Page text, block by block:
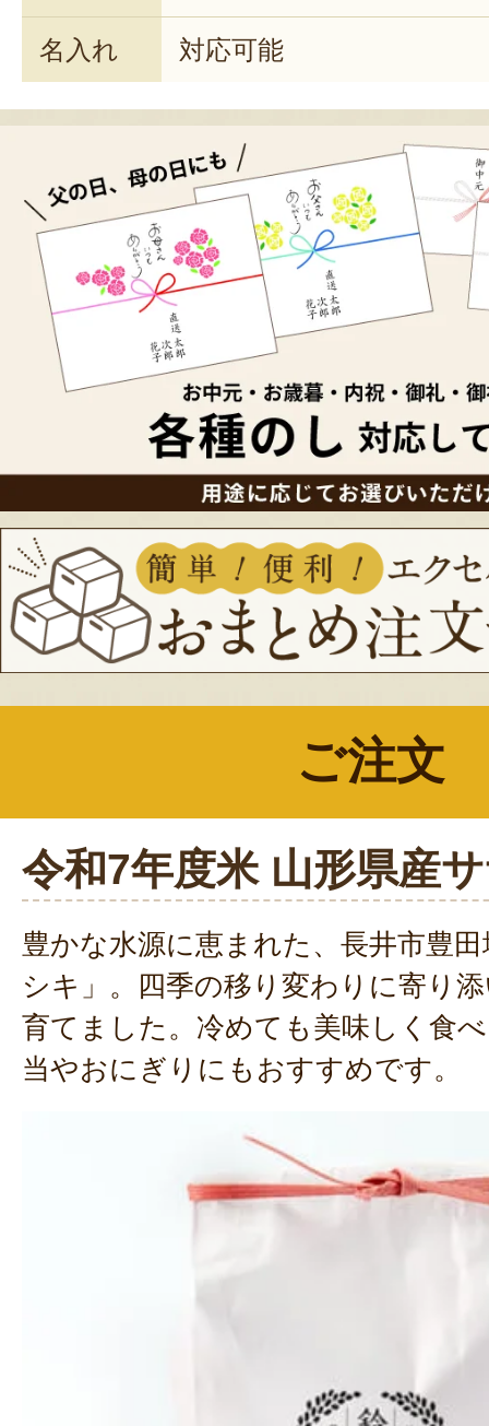
名入れ 対応可能
ご注文
令和7年度米 山形県産
豊かな水源に恵まれた、長井市豊
シキ」。四季の移り変わりに寄り
育てました。冷めても美味しく食
当やおにぎりにもおすすめです。